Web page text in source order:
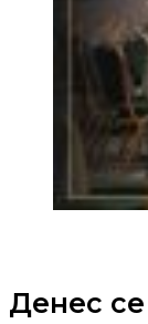
Денес